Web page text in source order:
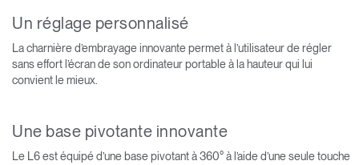
Un réglage personnalisé
La charnière d’embrayage innovante permet à l’utilisateur de régler
sans effort l’écran de son ordinateur portable à la hauteur qui lui
convient le mieux.
Une base pivotante innovante
Le L6 est équipé d’une base pivotant à 360° à l’aide d’une seule touche